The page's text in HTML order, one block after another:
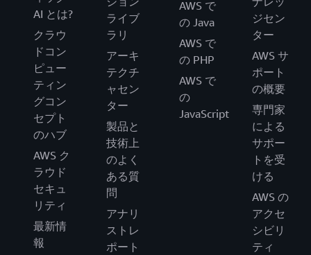
AI とは?
クラウ
ドコン
ピュー
ティン
グコン
セプト
のハブ
AWS ク
ラウド
セキュ
リティ
最新情
報
ライブ
ラリ
アーキ
テクチ
ャセン
ター
製品と
技術上
のよく
ある質
問
アナリ
ストレ
ポート
AWS で
の Java
AWS で
の PHP
AWS で
の
JavaScript
ジセン
ター
AWS サ
ポート
の概要
専門家
による
サポー
トを受
ける
AWS の
アクセ
シビリ
ティ